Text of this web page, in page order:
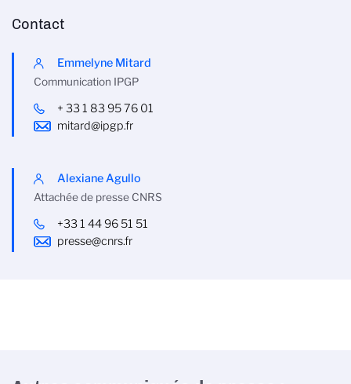
Contact
Emmelyne Mitard
Communication IPGP
+ 33 1 83 95 76 01
mitard@ipgp.fr
Alexiane Agullo
Attachée de presse CNRS
+33 1 44 96 51 51
presse@cnrs.fr